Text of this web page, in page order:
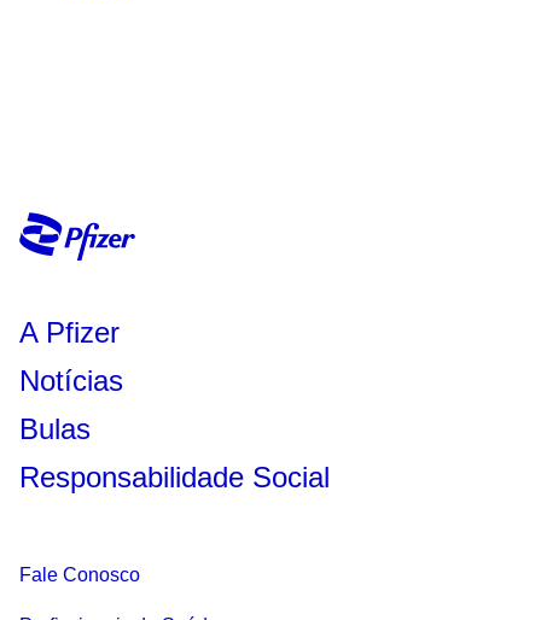
A Pfizer
Notícias
Bulas
Responsabilidade Social
Fale Conosco